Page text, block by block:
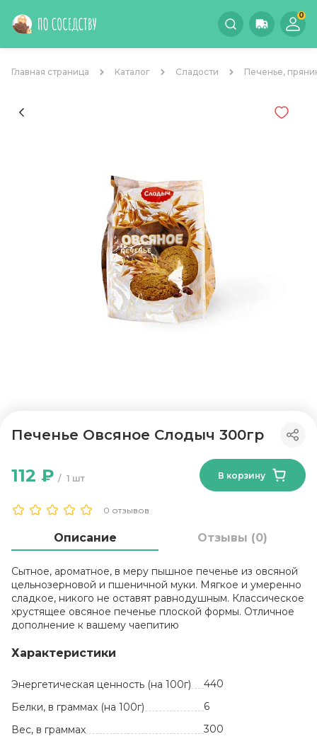
0
Главная страница Каталог Сладости Печенье,
Печенье Овсяное Слодыч 300гр
0 отзывов
1 шт
112 ₽ В корзину
Описание Отзывы (0)
Сытное, ароматное, в меру пышное печенье из овсяной
цельнозерновой и пшеничной муки. Мягкое и умеренно
сладкое, никого не оставят равнодушным. Классическое
хрустящее овсяное печенье плоской формы. Отличное
дополнение к вашему чаепитию
Характеристики
Энергетическая ценность (на 100г)
440
Белки, в граммах (на 100г)
6
Вес, в граммах
300